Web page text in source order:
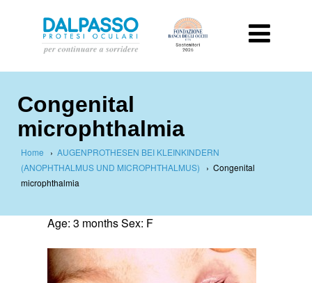
Congenital
microphthalmia
Home › AUGENPROTHESEN BEI KLEINKINDERN
(ANOPHTHALMUS UND MICROPHTHALMUS) › Congenital
microphthalmia
Age: 3 months Sex: F